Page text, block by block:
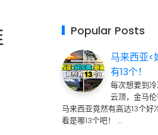
Popular Posts
马来西亚<
有13个！
每次想要到
云顶，金马
马来西亚竟然有高达13个
看是哪13个吧！ …